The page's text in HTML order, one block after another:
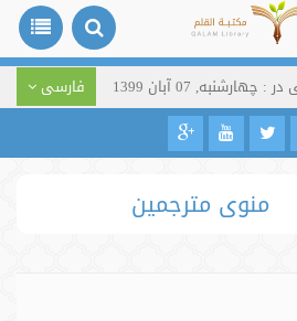
چهارشنبه, 07 آبان 1399 فارسی
منوی مترجمین